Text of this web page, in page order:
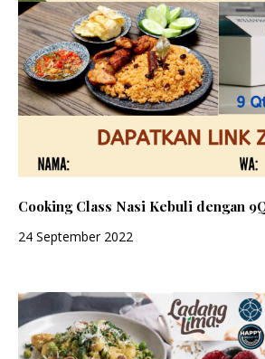
Cooking Class Nasi Kebuli dengan
24 September 2022